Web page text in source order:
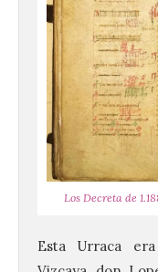
Los Decreta de
Esta Urraca